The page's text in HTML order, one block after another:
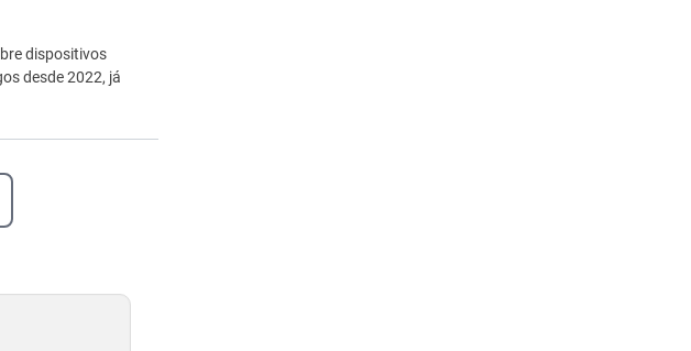
dispositivos
desde 2022, já